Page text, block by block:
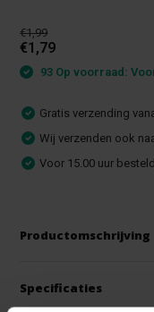
€1,99
€1,79
93 Op voorraad:
Gratis verzending
Wij verzenden ook
Voor 15.00 uur
Productomschrijving
Specificaties